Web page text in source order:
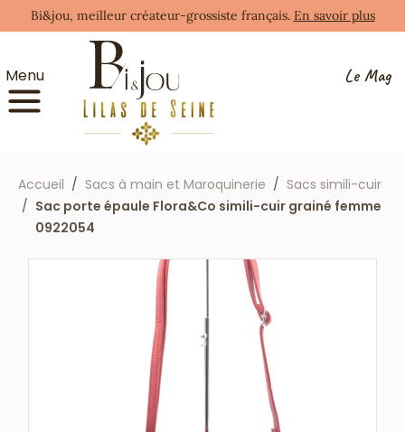
Bi&jou, meilleur créateur-grossiste français. En savoir plus
Menu Le Mag
Accueil Sacs à main et Maroquinerie
Sacs simili-cuir
Sac porte épaule Flora&Co simili-cuir grainé femme
0922054